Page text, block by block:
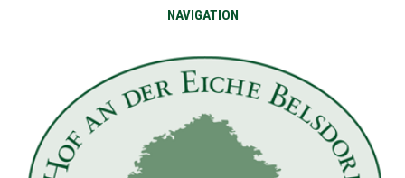
NAVIGATION